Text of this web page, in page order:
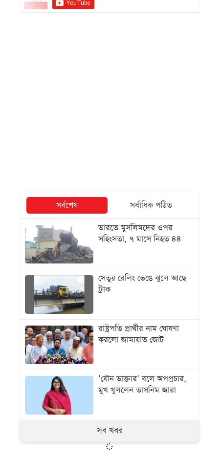
সর্বশেষ
সর্বাধিক পঠিত
ভারতে মুসলিমদের ওপর
সহিংসতা, ৭ মাসে নিহত ৪৪
সেতুর রেলিং ভেঙে ঝুলে আছে
ট্রাক
রাষ্ট্রপতি প্রার্থীর নাম ঘোষণা
করলো জামায়াত জোট
‘যৌন ডাক্তার’ বলে অপপ্রচার,
মুখ খুললেন তাসনিম জারা
সব খবর